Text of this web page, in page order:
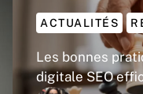
ACTUALITÉS
Les bonnes
digitale SEO